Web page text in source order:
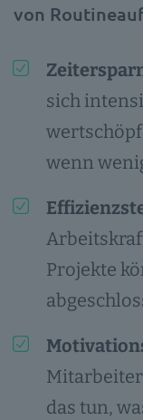
von
sich
wenn
Projekte
das tun,